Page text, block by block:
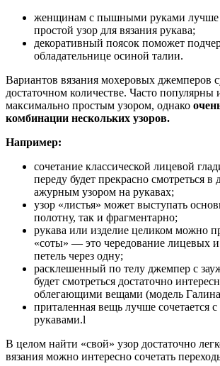
женщинам с пышными руками лучше
простой узор для вязания рукава;
декоративный поясок поможет
обладательнице осиной талии.
Вариантов вязания мохеровых джемперов
достаточном количестве. Часто популярны
максимально простым узором, однако
комбинации нескольких узоров.
Например:
сочетание классической лицевой
переду будет прекрасно смотреться в
ажурным узором на рукавах;
узор «листья» может выступать
полотну, так и фрагментарно;
рукава или изделие целиком можно
«соты» — это чередование лицевых
петель через одну;
расклешенный по телу джемпер с
будет смотреться достаточно
облегающими вещами (модель
приталенная вещь лучше сочетается
рукавами.l
В целом найти «свой» узор достаточно
вязания можно интересно сочетать